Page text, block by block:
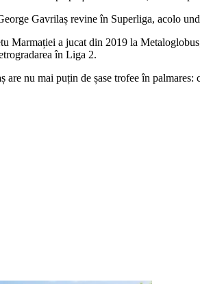
Gavrilaș revine în Superliga, acolo
Marmației a jucat din 2019 la
în Liga 2.
are nu mai puțin de șase trofee în